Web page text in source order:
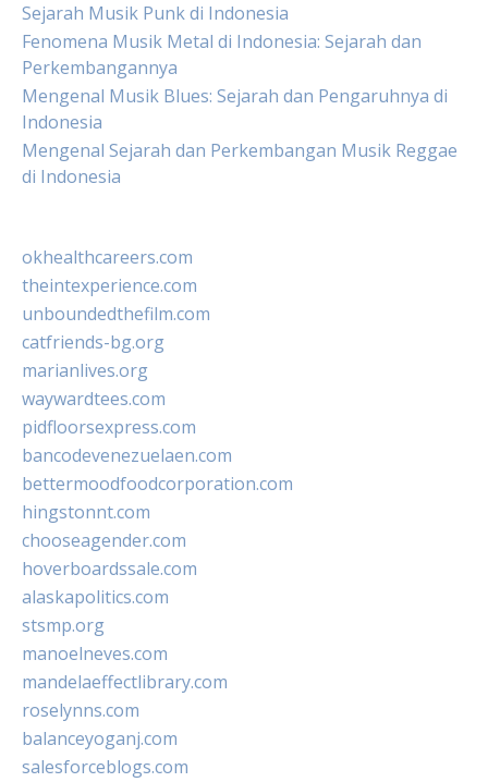
Sejarah Musik Punk di Indonesia
Fenomena Musik Metal di Indonesia: Sejarah dan
Perkembangannya
Mengenal Musik Blues: Sejarah dan Pengaruhnya di
Indonesia
Mengenal Sejarah dan Perkembangan Musik Reggae
di Indonesia
okhealthcareers.com
theintexperience.com
unboundedthefilm.com
catfriends-bg.org
marianlives.org
waywardtees.com
pidfloorsexpress.com
bancodevenezuelaen.com
bettermoodfoodcorporation.com
hingstonnt.com
chooseagender.com
hoverboardssale.com
alaskapolitics.com
stsmp.org
manoelneves.com
mandelaeffectlibrary.com
roselynns.com
balanceyoganj.com
salesforceblogs.com